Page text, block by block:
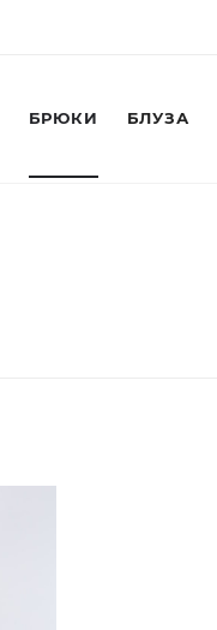
БРЮКИ БЛУЗА